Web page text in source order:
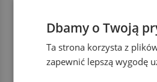
dofinansowanie szkoleń i
Dbamy o Twoją
Ta strona korzysta z
zapewnić lepszą wygodę